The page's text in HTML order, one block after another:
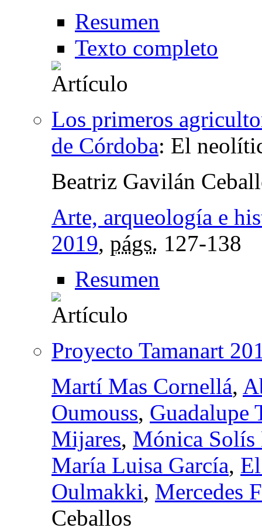
Resumen
Texto completo
Los primeros
de Córdoba: El
Beatriz Gavilán
Arte, arqueología e
2019, págs. 127-138
Resumen
Proyecto Tamanart
Martí Mas Cornellá,
Oumouss, Guadalupe
Mijares, Mónica Solís
María Luisa García,
Oulmakki, Mercedes
Ceballos